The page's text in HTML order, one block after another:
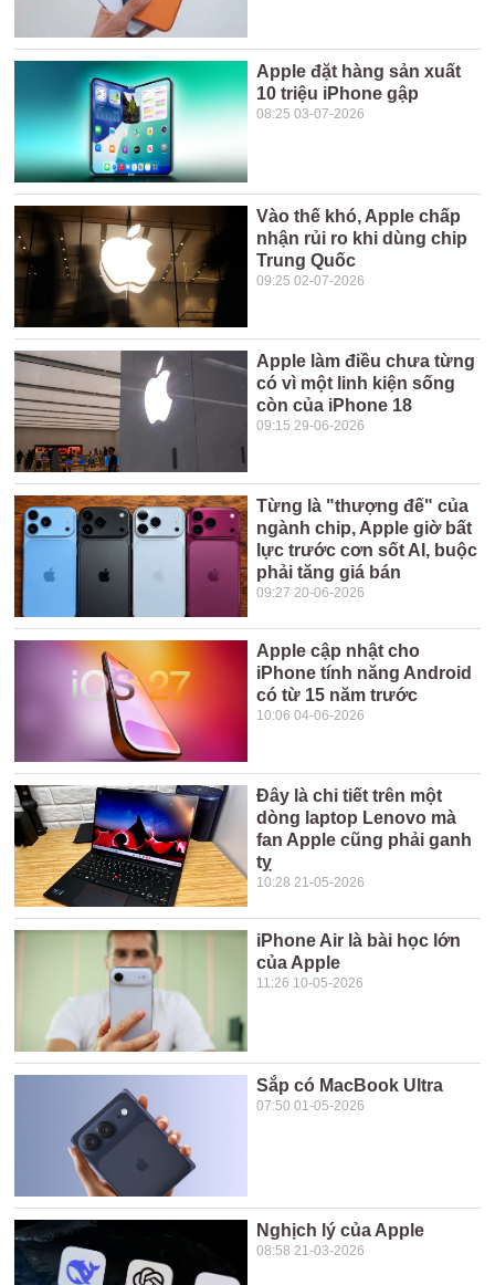
Apple đặt hàng sản xuất
10 triệu iPhone gập
08:25 03-07-2026
Vào thế khó, Apple chấp
nhận rủi ro khi dùng chip
Trung Quốc
09:25 02-07-2026
Apple làm điều chưa từng
có vì một linh kiện sống
còn của iPhone 18
09:15 29-06-2026
Từng là "thượng đế" của
ngành chip, Apple giờ bất
lực trước cơn sốt AI, buộc
phải tăng giá bán
09:27 20-06-2026
Apple cập nhật cho
iPhone tính năng Android
có từ 15 năm trước
10:06 04-06-2026
Đây là chi tiết trên một
dòng laptop Lenovo mà
fan Apple cũng phải ganh
tỵ
10:28 21-05-2026
iPhone Air là bài học lớn
của Apple
11:26 10-05-2026
Sắp có MacBook Ultra
07:50 01-05-2026
Nghịch lý của Apple
08:58 21-03-2026